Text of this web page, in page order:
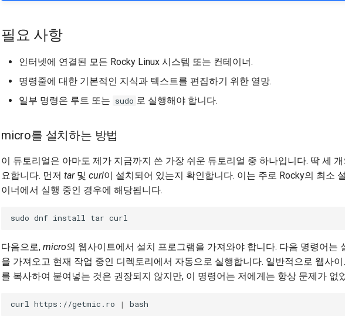
필요 사항
인터넷에 연결된 모든 Rocky Linux 시스템 또는 컨테이너.
명령줄에 대한 기본적인 지식과 텍스트를 편집하기 위한 열망.
일부 명령은 루트 또는 sudo 로 실행해야 합니다.
micro를 설치하는 방법
이 튜토리얼은 아마도 제가 지금까지 쓴 가장 쉬운 튜토리얼 중 하나입니다. 딱 세
요합니다. 먼저 tar및 curl이 설치되어 있는지 확인합니다. 이는 주로 Rocky의 최소
이너에서 실행 중인 경우에 해당됩니다.
sudo dnf install tar
다음으로, micro의 웹사이트에서 설치 프로그램을 가져와야 합니다. 다음 명령어는
을 가져오고 현재 작업 중인 디렉토리에서 자동으로 실행합니다. 일반적으로 웹사
를 복사하여 붙여넣는 것은 권장되지 않지만, 이 명령어는 저에게는 항상 문제가 없
curl https://getmic.ro |